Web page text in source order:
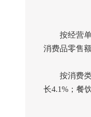
按经营单
消费品零售
按消费类
长4.1% ；餐